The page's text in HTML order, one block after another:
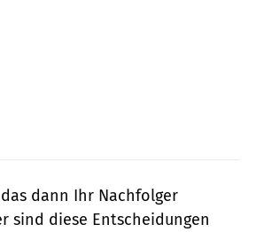
dann Ihr Nachfolger
sind diese Entscheidungen